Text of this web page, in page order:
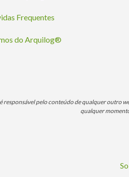
Frequentes
do Arquilog®
responsável pelo conteúdo de qualquer outro
qualquer